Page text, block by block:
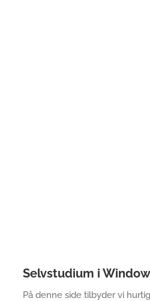
Selvstudium i
På denne side tilbyder vi